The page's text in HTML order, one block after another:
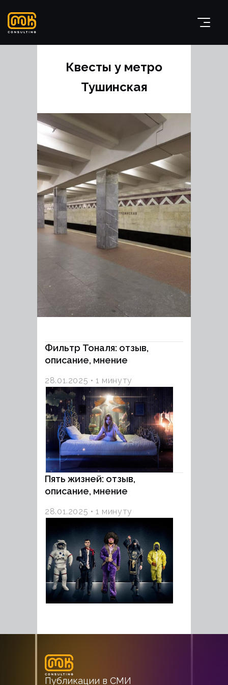
Квесты у метро
Тушинская
Фильтр Тоналя: отзыв,
описание, мнение
28.01.2025 1 минуту
Пять жизней: отзыв,
описание, мнение
28.01.2025 1 минуту
Публикации в СМИ